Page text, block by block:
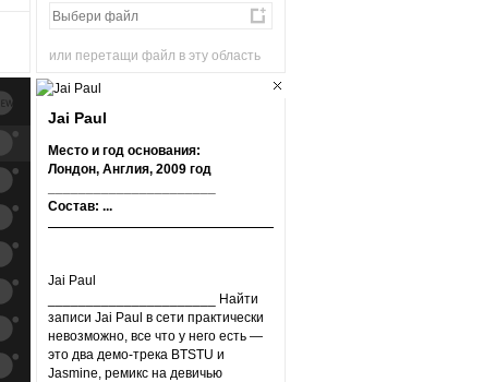
кпопаданиям
кпопаданиям
кпопаданиям
или перетащи файл в эту область
Jai Paul
Место и год основания:
Лондон, Англия, 2009 год
Состав: ...
Jai Paul
______________________ Найти
записи Jai Paul в сети практически
невозможно, все что у него есть —
это два демо-трека BTSTU и
Jasmine, ремикс на девичью